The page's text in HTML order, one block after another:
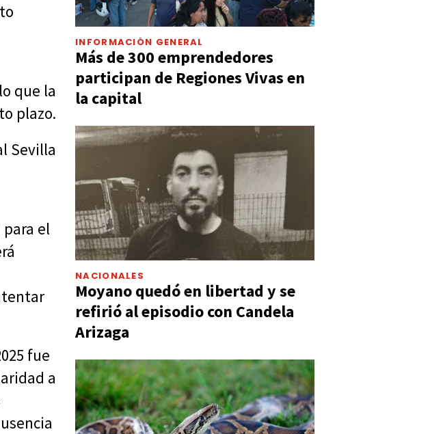
que la
plazo.
Sevilla
el
fue
a
INFORMACIÓN GENERAL
Más de 300 emprendedores
participan de Regiones Vivas en
la capital
NACIONALES
Moyano quedó en libertad y se
refirió al episodio con Candela
Arizaga